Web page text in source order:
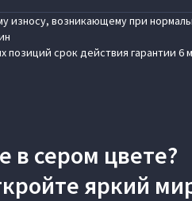
износу, возникающему при
срок действия гарантии 6
в сером цвете?
яркий